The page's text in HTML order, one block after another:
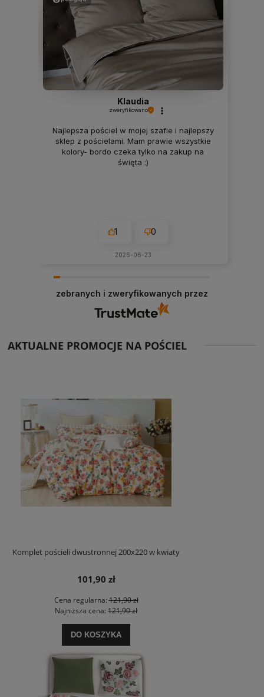
Klaudia
zweryfikowano
Najlepsza pościel w mojej szafie i najlepszy
sklep z pościelami. Mam prawie wszystkie
kolory- bordo czeka tylko na zakup na
święta :)
1 0
2026-06-23
zebranych i zweryfikowanych przez
AKTUALNE PROMOCJE NA POŚCIEL
Komplet pościeli dwustronnej 200x220 w kwiaty
101,90 zł
Cena regularna:121,90 zł
Najniższa cena: 121,90 zł
DO KOSZYKA